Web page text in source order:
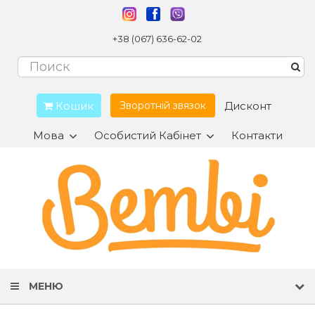
+38 (067) 636-62-02
Кошик Зворотній звязок Дисконт
Мова Особистий Кабінет Контакти
МЕНЮ